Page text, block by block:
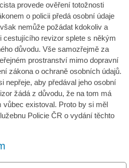
provede ověření totožnosti
o policii předá osobní údaje
nemůže požádat kdokoliv a
revizor splete s někým
důvodu. Vše samozřejmě za
prostranství mimo dopravní
zákona o ochraně osobních údajů.
nepřeje, aby předával jeho osobní
žádá z důvodu, že na tom má
existoval. Proto by si měl
Policie ČR o vydání těchto